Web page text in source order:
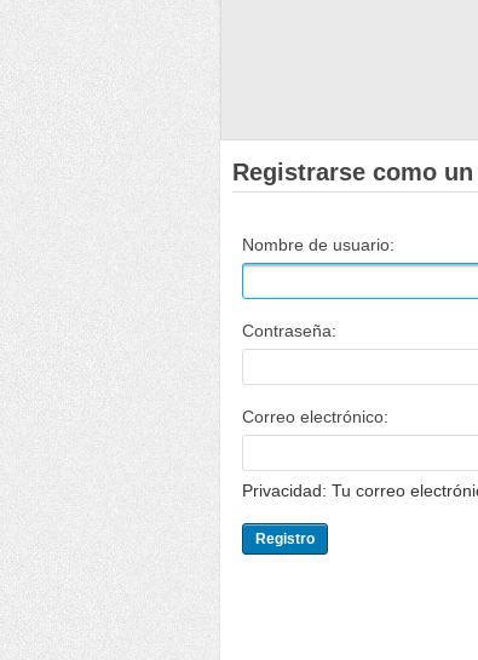
Registrarse como
Nombre de usuario:
Contraseña:
Correo electrónico:
Privacidad: Tu correo